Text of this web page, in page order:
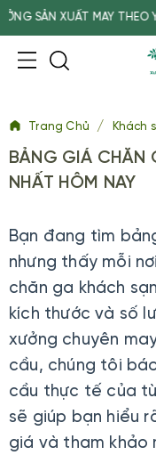
XUẤT MAY THEO YÊU
Trang Chủ / Khách
BẢNG GIÁ CHĂN
NHẤT HÔM NAY
Bạn đang tìm
nhưng thấy mỗi
chăn ga khách
kích thước và số
xưởng chuyên
cầu, chúng tôi
cầu thực tế của
sẽ giúp bạn hiểu
giá và tham khảo